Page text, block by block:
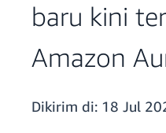
baru kini
Amazon
Dikirim di: 18 Jul